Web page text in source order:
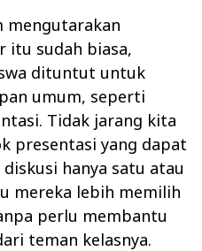
mengutarakan
itu sudah biasa,
dituntut untuk
umum, seperti
Tidak jarang kita
presentasi yang dapat
hanya satu atau
mereka lebih memilih
perlu membantu
teman kelasnya.